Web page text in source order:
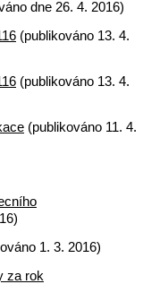
dne 26. 4. 2016)
(publikováno 13. 4.
(publikováno 13. 4.
(publikováno 11. 4.
1. 3. 2016)
za rok